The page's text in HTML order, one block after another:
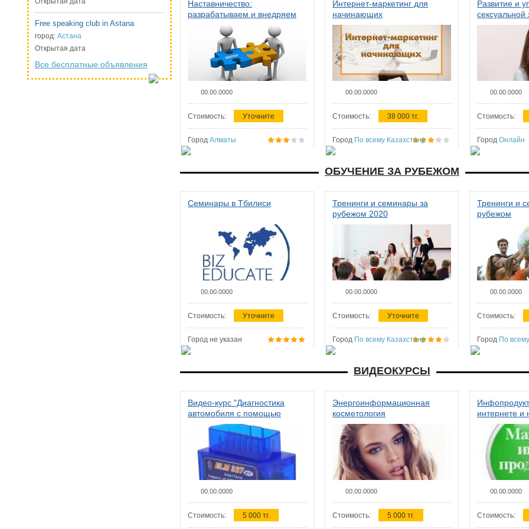
Free speaking club in Astana
город: Астана
Открытая дата
Все бесплатные объявления
Наставничество:
разрабатываем и внедряем
систему наставничества в
организации
00.00.0000
Стоимость: Уточните
Город Алматы
Интернет-маркетинг для
начинающих
00.00.0000
Стоимость: 38 000 тг.
Город По всему Казахстану
Развитие и
сексуальной
женщин
00.00.0000
Стоимость:
Город Онлайн
ОБУЧЕНИЕ ЗА РУБЕЖОМ
Семинары в Тбилиси
00.00.0000
Стоимость: Уточните
Город не указан
Тренинги и семинары за
рубежом 2020
00.00.0000
Стоимость: Уточните
Город По всему Казахстану
Тренинги и
рубежом
00.00.0000
Стоимость:
Город По
ВИДЕОКУРСЫ
Видео-курс "Диагностика
автомобиля с помощью
сканера ELM 327"
00.00.0000
Стоимость: 5 000 тг.
Энергоинформационная
косметология
00.00.0000
Стоимость: 5 000 тг.
интернете и
00.00.0000
Стоимость: